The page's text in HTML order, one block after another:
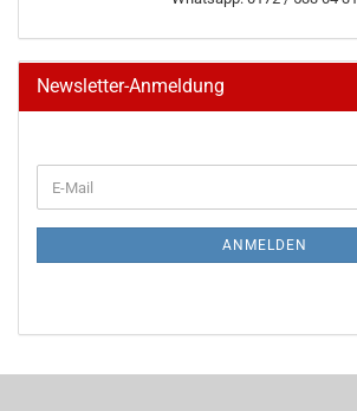
Newsletter-Anmeldung
ZUR
E-
Mail
ANMELDEN